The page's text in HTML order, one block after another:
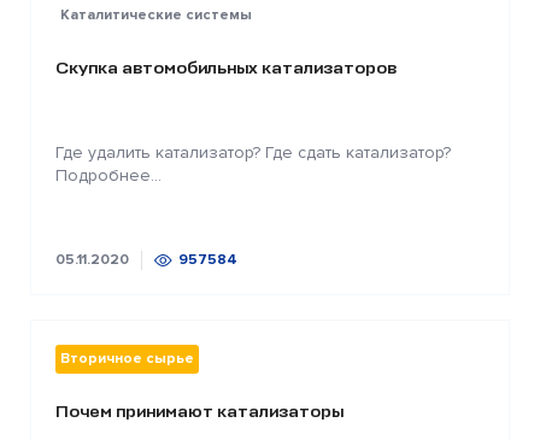
Каталитические системы
Скупка автомобильных катализаторов
Где удалить катализатор? Где сдать катализатор?
Подробнее...
05.11.2020 957584
Вторичное сырье
Почем принимают катализаторы